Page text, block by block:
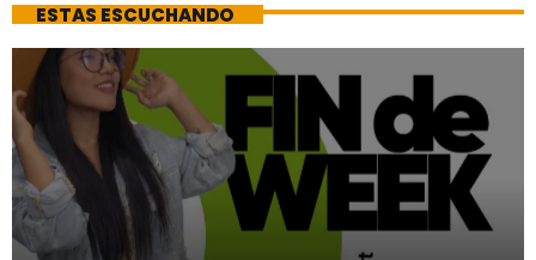
ESTAS ESCUCHANDO